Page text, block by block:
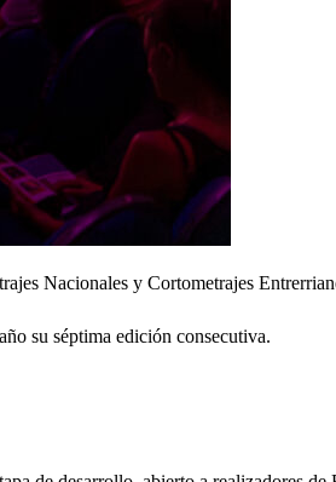
Nacionales y Cortometrajes
su séptima edición consecutiva.